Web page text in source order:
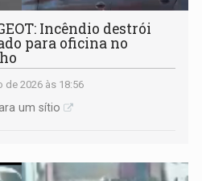
Incêndio destrói
para oficina no
de 2026 às 18:56
um sítio